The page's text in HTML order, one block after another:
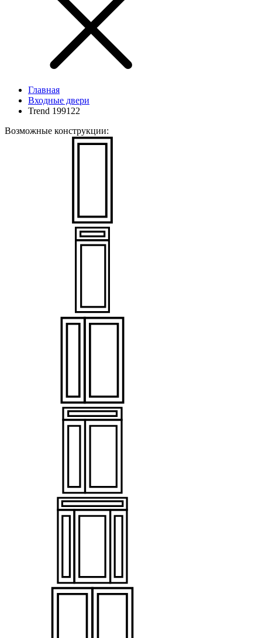
Главная
Входные двери
Trend 199122
Возможные конструкции: